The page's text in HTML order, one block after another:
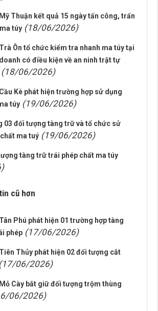
Thuận kết quả 15 ngày tấn công, trấn
túy (18/06/2026)
Ôn tổ chức kiểm tra nhanh ma túy tại
có điều kiện về an ninh trật tự
(18/06/2026)
Kè phát hiện trường hợp sử dụng
túy (19/06/2026)
03 đối tượng tàng trữ và tổ chức sử
ma tuý (19/06/2026)
tàng trữ trái phép chất ma túy
cũ hơn
Phú phát hiện 01 trường hợp tàng
phép (17/06/2026)
Thủy phát hiện 02 đối tượng cắt
(17/06/2026)
Cày bắt giữ đối tượng trộm thùng
06/2026)